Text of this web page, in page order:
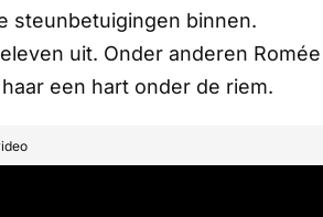
steunbetuigingen binnen.
uit. Onder anderen Romée
een hart onder de riem.